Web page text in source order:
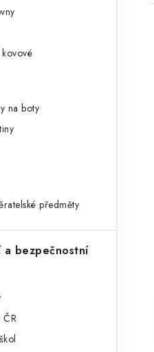
na boty
předměty
a bezpečnostní
ČR